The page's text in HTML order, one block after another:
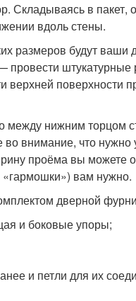
в пакет,
вдоль стены.
размеров будут
провести
верхней поверхности
между нижним торцом
внимание, что нужно
проёма вы можете
«гармошки») вам нужно.
дверной
и боковые упоры;
и петли для их